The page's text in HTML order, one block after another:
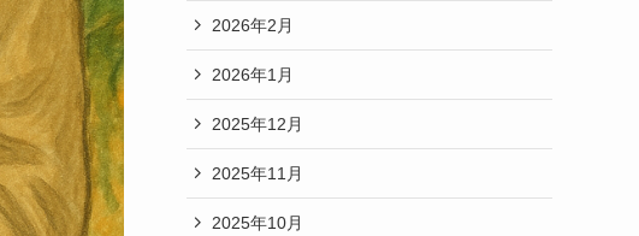
2026年2月
2026年1月
2025年12月
2025年11月
2025年10月